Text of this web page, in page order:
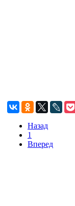
Назад
1
Вперед